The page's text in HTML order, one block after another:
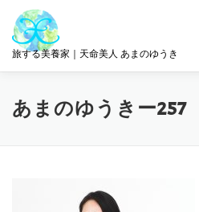
ツ
旅する美養家｜天命美人 あまのゆうき
統合美養 旅とリトリート
あまのゆうきー257